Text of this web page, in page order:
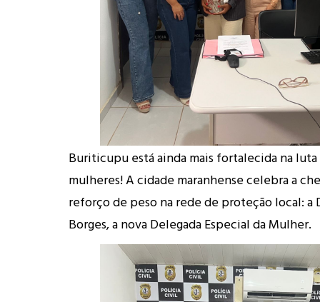
Buriticupu está ainda mais fortalecida na
mulheres! A cidade maranhense celebra a
reforço de peso na rede de proteção local: a
Borges, a nova Delegada Especial da Mulher.